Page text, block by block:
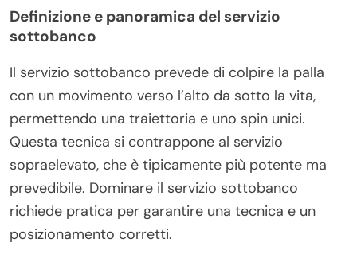
Definizione e panoramica del servizio
sottobanco
Il servizio sottobanco prevede di colpire la palla
con un movimento verso l’alto da sotto la vita,
permettendo una traiettoria e uno spin unici.
Questa tecnica si contrappone al servizio
sopraelevato, che è tipicamente più potente ma
prevedibile. Dominare il servizio sottobanco
richiede pratica per garantire una tecnica e un
posizionamento corretti.